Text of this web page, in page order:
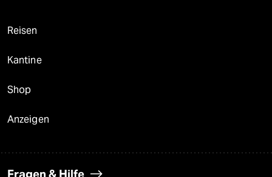
Reisen
Kantine
Shop
Anzeigen
Fragen & Hilfe